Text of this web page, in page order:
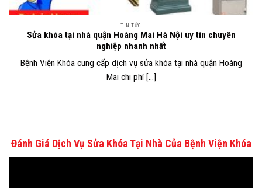
TIN TỨC
Sửa khóa tại nhà quận Hoàng Mai Hà Nội uy tín chuyên
nghiệp nhanh nhất
Bệnh Viện Khóa cung cấp dịch vụ sửa khóa tại nhà quận Hoàng
Mai chi phí [...]
Đánh Giá Dịch Vụ Sửa Khóa Tại Nhà Của Bệnh Viện Khóa